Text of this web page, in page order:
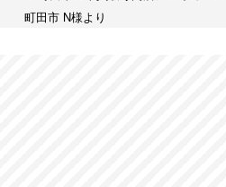
町田市 N様より